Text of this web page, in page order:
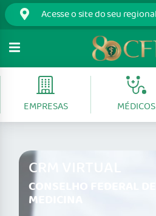
EMPRESAS MÉDICOS
CRM VIRTUAL
CONSELHO FEDERAL DE
MEDICINA